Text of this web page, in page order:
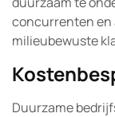
concurrenten en
milieubewuste
Duurzame